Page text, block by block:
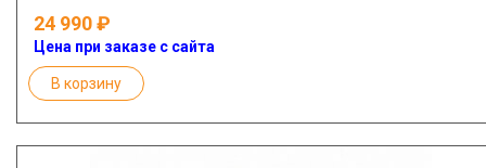
24 990
Цена при заказе с сайта
В корзину